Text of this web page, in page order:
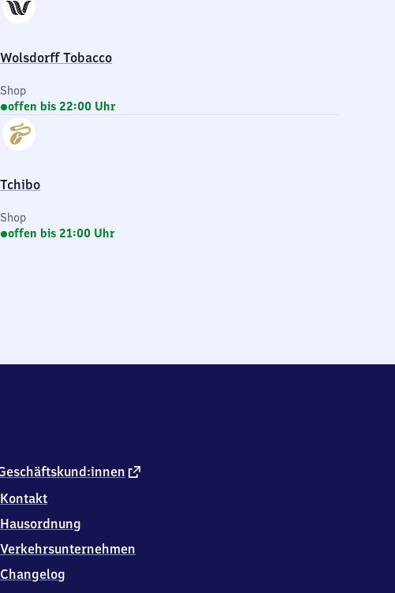
Wolsdorff Tobacco
Shop
offen bis 22:00 Uhr
Tchibo
Shop
offen bis 21:00 Uhr
externer
Kontakt
Hausordnung
Verkehrsunternehmen
Changelog